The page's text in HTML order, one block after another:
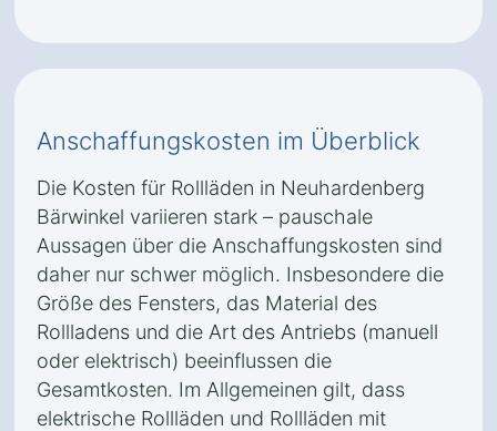
Anschaffungskosten im Überblick
Die Kosten für Rollläden in Neuhardenberg
Bärwinkel variieren stark – pauschale
Aussagen über die Anschaffungskosten sind
daher nur schwer möglich. Insbesondere die
Größe des Fensters, das Material des
Rollladens und die Art des Antriebs (manuell
oder elektrisch) beeinflussen die
Gesamtkosten. Im Allgemeinen gilt, dass
elektrische Rollläden und Rollläden mit